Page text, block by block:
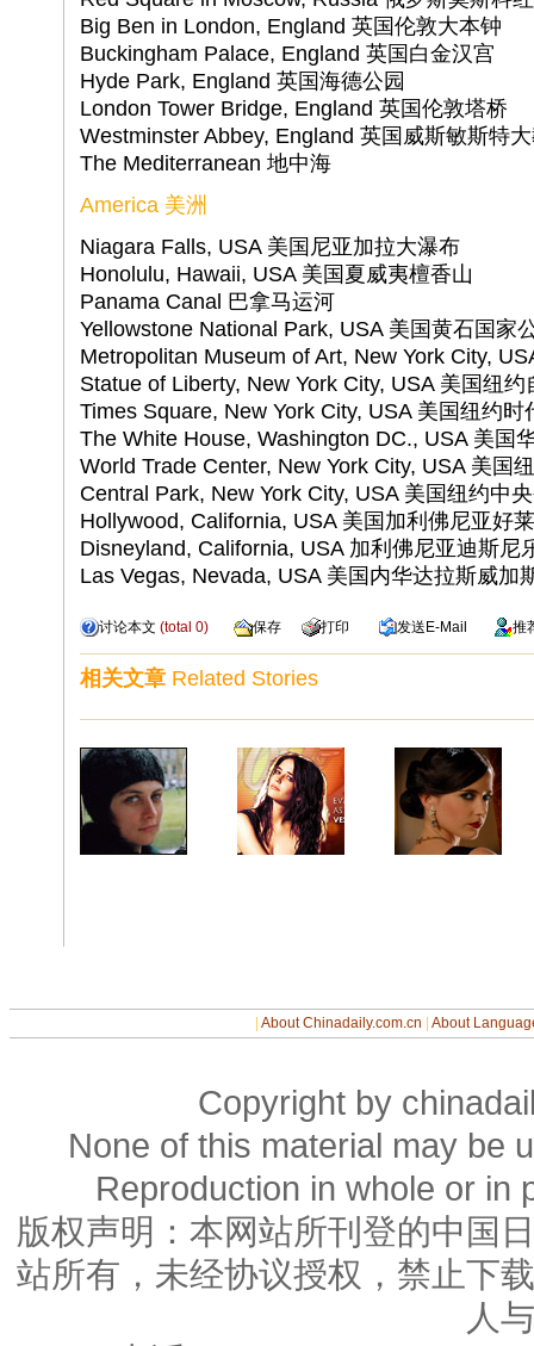
Big Ben in London, England 英国伦敦大本钟
Buckingham Palace, England 英国白金汉宫
Hyde Park, England 英国海德公园
London Tower Bridge, England 英国伦敦塔桥
Westminster Abbey, England 英国威斯敏斯特
The Mediterranean 地中海
America 美洲
Niagara Falls, USA 美国尼亚加拉大瀑布
Honolulu, Hawaii, USA 美国夏威夷檀香山
Panama Canal 巴拿马运河
Yellowstone National Park, USA 美国黄石国家
Metropolitan Museum of Art, New York City,
Statue of Liberty, New York City, USA 美国纽约
Times Square, New York City, USA 美国纽约时
The White House, Washington DC., USA 美国
World Trade Center, New York City, USA 美国
Central Park, New York City, USA 美国纽约中
Hollywood, California, USA 美国加利佛尼亚好
Disneyland, California, USA 加利佛尼亚迪斯尼
Las Vegas, Nevada, USA 美国内华达拉斯威加
讨论本文 (total 0) 保存 打印 发送 E-Mail 推
相关文章 Related Stories
About Chinadaily.com.cn About
Copyright by
None of this material may be
Reproduction in whole or in
版权声明：本网站所刊登的中国
站所有，未经协议授权，禁止下
人